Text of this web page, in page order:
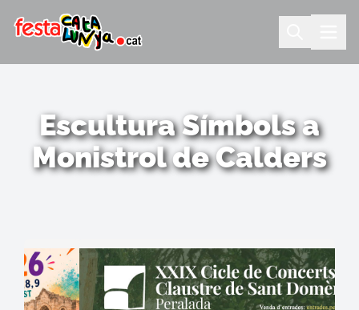
Escultura Símbols a
Monistrol de Calders